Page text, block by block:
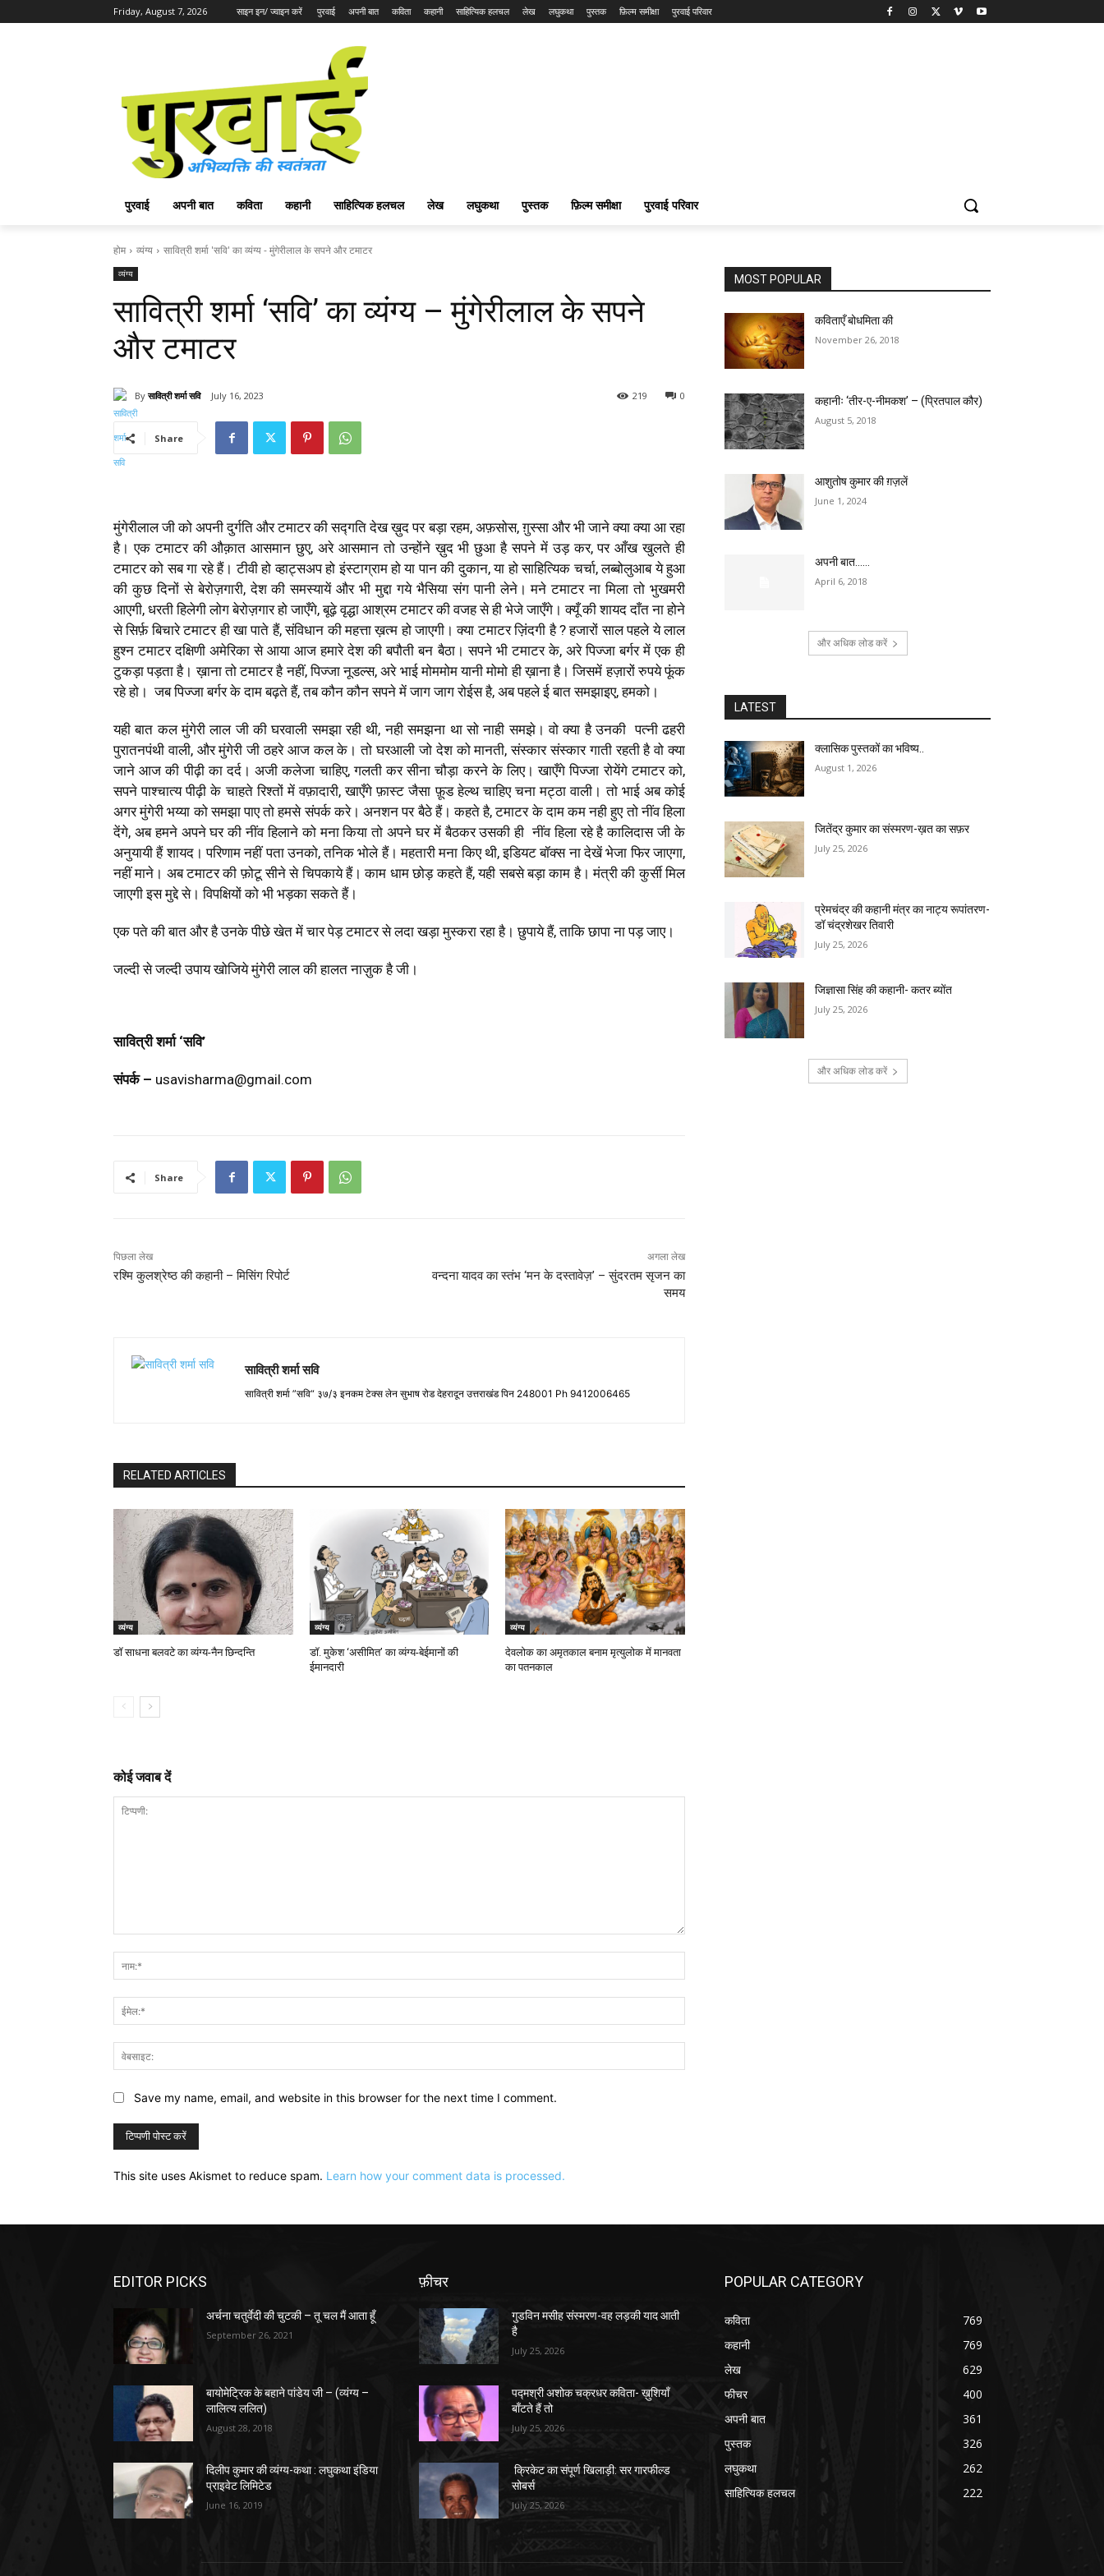
Friday, August 7, 2026 साइन इन/ ज्वाइन करें पुरवाई अपनी बात कविता कहानी साहित्यिक हलचल लेख लघुकथा पुस्तक फ़िल्म समीक्षा पुरवाई परिवार
पुरवाई अपनी बात कविता कहानी साहित्यिक हलचल लेख लघुकथा पुस्तक फ़िल्म समीक्षा पुरवाई परिवार
होम व्यंग्य सावित्री शर्मा 'सवि' का व्यंग्य - मुंगेरीलाल के सपने और टमाटर
व्यंग्य
सावित्री शर्मा ‘सवि’ का व्यंग्य – मुंगेरीलाल के सपने
और टमाटर
By सावित्री शर्मा सवि July 16, 2023 0
219
Share
मुंगेरीलाल जी को अपनी दुर्गति और टमाटर की सद्गति देख ख़ुद पर बड़ा रहम, अफ़सोस, ग़ुस्सा और भी जाने क्या क्या आ रहा
है। एक टमाटर की औक़ात आसमान छुए, अरे आसमान तो उन्होंने ख़ुद भी छुआ है सपने में उड़ कर, पर आँख खुलते ही
टमाटर को सब गा रहे हैं। टीवी हो व्हाट्सअप हो इंस्टाग्राम हो या पान की दुकान, या हो साहित्यिक चर्चा, लब्बोलुआब ये हुआ
की कुछ दिनों से बेरोज़गारी, देश की समस्यायें और भी मुद्दा गये भैसिया संग पानी लेने। मने टमाटर ना मिला तो भुखमरी
आएगी, धरती हिलेगी लोग बेरोज़गार हो जाएँगे, बूढ़े वृद्धा आश्रम टमाटर की वजह से ही भेजे जाएँगे। क्यूँ की शायद दाँत ना होने
से सिर्फ़ बिचारे टमाटर ही खा पाते हैं, संविधान की महत्ता ख़त्म हो जाएगी। क्या टमाटर ज़िंदगी है ? हजारों साल पहले ये लाल
हुश्न टमाटर दक्षिणी अमेरिका से आया आज हमारे देश की बपौती बन बैठा। सपने भी टमाटर के, अरे पिज्जा बर्गर में एक ही
टुकड़ा पड़ता है। ख़ाना तो टमाटर है नहीं, पिज्जा नूडल्स, अरे भाई मोममोम यानी मोमो ही ख़ाना है। जिसमें हज़ारों रुपये फूंक
रहे हो। जब पिज्जा बर्गर के दाम बढ़ते हैं, तब कौन कौन सपने में जाग जाग रोईस है, अब पहले ई बात समझाइए, हमको।
यही बात कल मुंगेरी लाल जी की घरवाली समझा रही थी, नही समझना था सो नाही समझे। वो क्या है उनकी पत्नी ढहरी
पुरातनपंथी वाली, और मुंगेरी जी ठहरे आज कल के। तो घरआली जो देश को मानती, संस्कार संस्कार गाती रहती है वो क्या
जाने आज की पीढ़ी का दर्द। अजी कलेजा चाहिए, गलती कर सीना चौड़ा करने के लिए। खाएँगे पिज्जा रोयेंगे टमाटर को,
सपने पाश्चात्य पीढ़ी के चाहते रिश्तों में वफ़ादारी, खाएँगे फ़ास्ट जैसा फ़ूड हेल्थ चाहिए चना मट्ठा वाली। तो भाई अब कोई
अगर मुंगेरी भय्या को समझा पाए तो हमसे संपर्क करे। अनशन पर बैठे हैं। कहते है, टमाटर के दाम कम नही हुए तो नींव हिला
देंगे, अब हमने अपने घर की नींव हिलाने को मना किया तो अपने घर में बैठकर उसकी ही नींव हिला रहे है कालिदास जी के
अनुयायी हैं शायद। परिणाम नहीं पता उनको, तनिक भोले हैं। महतारी मना किए थी, इडियट बॉक्स ना देखें भेजा फिर जाएगा,
नहीं माने। अब टमाटर की फ़ोटू सीने से चिपकाये हैं। काम धाम छोड़ कहते हैं, यही सबसे बड़ा काम है। मंत्री की कुर्सी मिल
जाएगी इस मुद्दे से। विपक्षियों को भी भड़का सकते हैं।
एक पते की बात और है उनके पीछे खेत में चार पेड़ टमाटर से लदा खड़ा मुस्करा रहा है। छुपाये हैं, ताकि छापा ना पड़ जाए।
जल्दी से जल्दी उपाय खोजिये मुंगेरी लाल की हालत नाज़ुक है जी।
सावित्री शर्मा ‘सवि’
संपर्क – usavisharma@gmail.com
Share
पिछला लेख
रश्मि कुलश्रेष्ठ की कहानी – मिसिंग रिपोर्ट
अगला लेख
वन्दना यादव का स्तंभ ‘मन के दस्तावेज़’ – सुंदरतम सृजन का
समय
सावित्री शर्मा सवि
सावित्री शर्मा ”सवि“ ३७/३ इनकम टेक्स लेन सुभाष रोड देहरादून उत्तराखंड पिन 248001 Ph 9412006465
RELATED ARTICLES
व्यंग्य
डॉ साधना बलवटे का व्यंग्य-नैन छिन्दन्ति
व्यंग्य
डॉ. मुकेश ‘असीमित’ का व्यंग्य-बेईमानों की
ईमानदारी
व्यंग्य
देवलोक का अमृतकाल बनाम मृत्युलोक में मानवता
का पतनकाल
कोई जवाब दें
Save my name, email, and website in this browser for the next time I comment.
This site uses Akismet to reduce spam. Learn how your comment data is processed.
MOST POPULAR
कविताएँ बोधमिता की
November 26, 2018
कहानीः ‘तीर-ए-नीमकश’ – (प्रितपाल कौर)
August 5, 2018
आशुतोष कुमार की ग़ज़लें
June 1, 2024
अपनी बात……
April 6, 2018
और अधिक लोड करें
LATEST
क्लासिक पुस्तकों का भविष्य..
August 1, 2026
जितेंद्र कुमार का संस्मरण-ख़त का सफ़र
July 25, 2026
प्रेमचंद्र की कहानी मंत्र का नाट्य रूपांतरण-
डॉ चंद्रशेखर तिवारी
July 25, 2026
जिज्ञासा सिंह की कहानी- कतर ब्योंत
July 25, 2026
और अधिक लोड करें
EDITOR PICKS
अर्चना चतुर्वेदी की चुटकी – तू चल मैं आता हूँ
September 26, 2021
बायोमेट्रिक के बहाने पांडेय जी – (व्यंग्य –
लालित्य ललित)
August 28, 2018
दिलीप कुमार की व्यंग्य-कथा : लघुकथा इंडिया
प्राइवेट लिमिटेड
June 16, 2019
फ़ीचर
गुडविन मसीह संस्मरण-वह लड़की याद आती
है
July 25, 2026
पद्मश्री अशोक चक्रधर कविता- ख़ुशियाँ
बाँटते हैं तो
July 25, 2026
क्रिकेट का संपूर्ण खिलाड़ी: सर गारफील्ड
सोबर्स
July 25, 2026
POPULAR CATEGORY
कविता
769
कहानी
769
लेख
629
फीचर
400
अपनी बात
361
पुस्तक
326
लघुकथा
262
साहित्यिक हलचल
222